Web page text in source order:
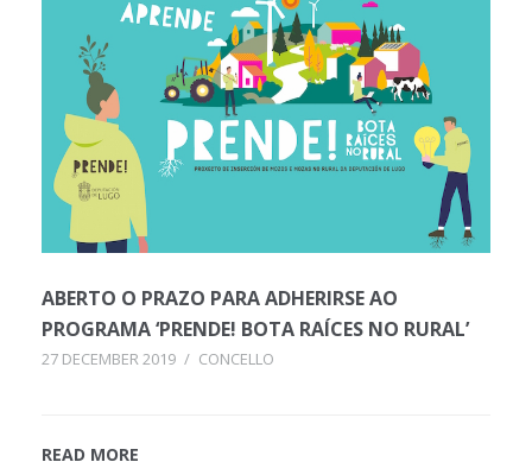
ABERTO O PRAZO PARA ADHERIRSE AO
PROGRAMA ‘PRENDE! BOTA RAÍCES NO RURAL’
27 DECEMBER 2019 / CONCELLO
READ MORE